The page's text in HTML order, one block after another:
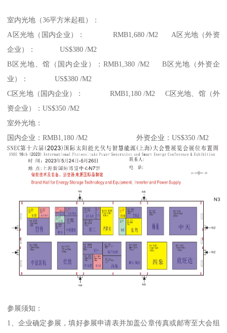
室内光地（36平方米起租）：
A区光地（国内企业）： RMB1,680 /M2 A区光地（外资
企业）： US$380 /M2
B区光地、馆（国内企业）：RMB1,380 /M2 B区光地（外资企
业）： US$380 /M2
C区光地（国内企业）： RMB1,180 /M2 C区光地、馆（外
资企业）：US$350 /M2
室外光地：
国内企业：RMB1,180 /M2 外资企业：US$350 /M2
参展须知：
1、企业确定参展，填好参展申请表并加盖公章传真或邮寄至大会组